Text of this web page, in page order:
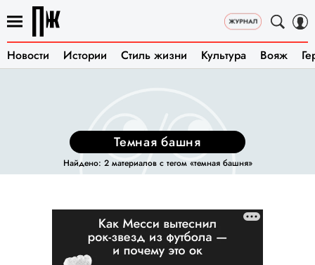
Новости Истории Стиль жизни Культура Вояж
темная башня
Найдено: 2 материалов с тегом «темная башня»